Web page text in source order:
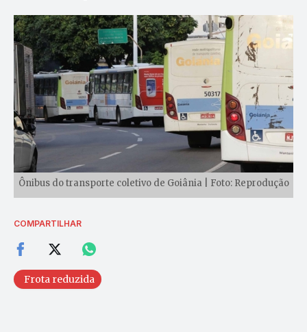
Ônibus do transporte coletivo de Goiânia | Foto: Reprodução
COMPARTILHAR
Frota reduzida